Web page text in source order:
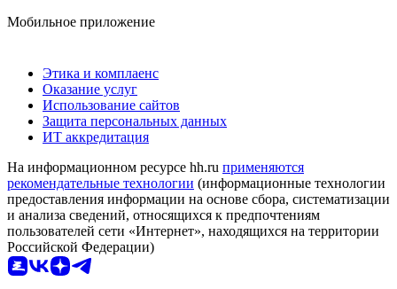
Мобильное приложение
Этика и комплаенс
Оказание услуг
Использование сайтов
Защита персональных данных
ИТ аккредитация
На информационном ресурсе hh.ru применяются
рекомендательные технологии (информационные технологии
предоставления информации на основе сбора, систематизации
и анализа сведений, относящихся к предпочтениям
пользователей сети «Интернет», находящихся на территории
Российской Федерации)